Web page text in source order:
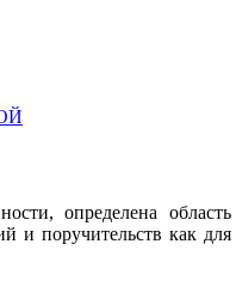
определена область
и поручительств как для